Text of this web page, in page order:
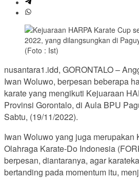
nusantara1.idd, GORONTALO –
Iwan Woluwo, berpesan beberapa
karate yang mengikuti Kejuaraan
Provinsi Gorontalo, di Aula BPU
Sabtu, (19/11/2022).
Iwan Woluwo yang juga merupakan
Olahraga Karate-Do Indonesia
berpesan, diantaranya, agar
bertanding pada momentum itu,